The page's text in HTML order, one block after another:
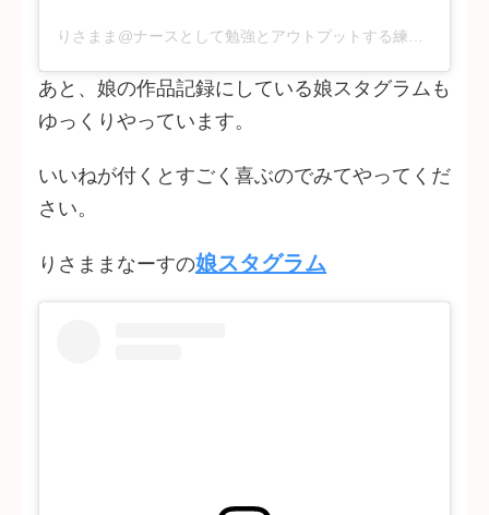
りさまま@ナースとして勉強とアウトプットする練習中(@lis_amama)がシェアした投稿
あと、娘の作品記録にしている娘スタグラムも
ゆっくりやっています。
いいねが付くとすごく喜ぶのでみてやってくだ
さい。
りさままなーすの娘スタグラム